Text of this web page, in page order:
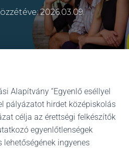
/
C
S
2026.03.09.
Alapítvány “Egyenlő eséllyel
pályázatot hirdet középiskolás
célja az érettségi felkészítők
egyenlőtlenségek
lehetőségének ingyenes